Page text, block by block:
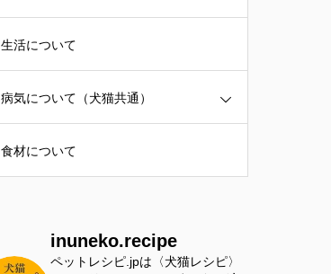
生活について
病気について（犬猫共通）
食材について
inuneko.recipe
ペットレシピ.jpは〈犬猫レシピ〉